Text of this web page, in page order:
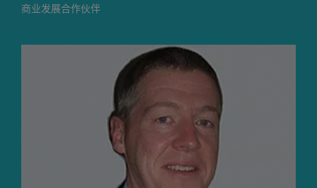
商业发展合作伙伴